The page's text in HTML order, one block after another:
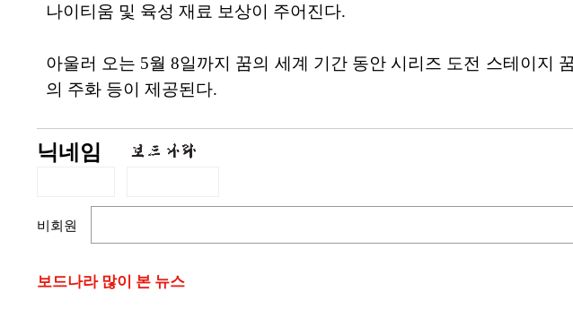
나이티움 및 육성 재료 보상이 주어진다.
아울러 오는 5월 8일까지 꿈의 세계 기간 동안 시리즈 도전 스테이지
의 주화 등이 제공된다.
닉네임
비회원
보드나라 많이 본 뉴스